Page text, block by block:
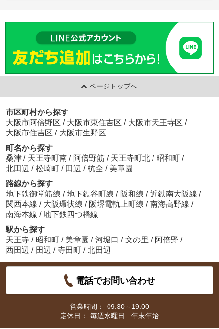
ページトップへ
市区町村から探す
大阪市阿倍野区 / 大阪市東住吉区 / 大阪市天王寺区 /
大阪市住吉区 / 大阪市生野区
町名から探す
桑津 / 天王寺町南 / 阿倍野筋 / 天王寺町北 / 昭和町 /
北田辺 / 松崎町 / 田辺 / 杭全 / 美章園
路線から探す
地下鉄御堂筋線 / 地下鉄谷町線 / 阪和線 / 近鉄南大阪線 /
関西本線 / 大阪環状線 / 阪堺電軌上町線 / 南海高野線 /
南海本線 / 地下鉄四つ橋線
駅から探す
天王寺 / 昭和町 / 美章園 / 河堀口 / 文の里 / 阿倍野 /
西田辺 / 田辺 / 寺田町 / 北田辺
電話でお問い合わせ
営業時間：
09:30～19:00
定休日：
毎週水曜日 年末年始